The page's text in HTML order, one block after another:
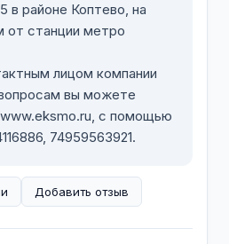
в районе Коптево, на
от станции метро
лицом компании
вы можете
с помощью
74959563921.
Добавить отзыв